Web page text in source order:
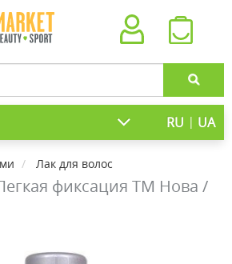
RU | UA
Лак для волос
фиксация ТМ Нова /